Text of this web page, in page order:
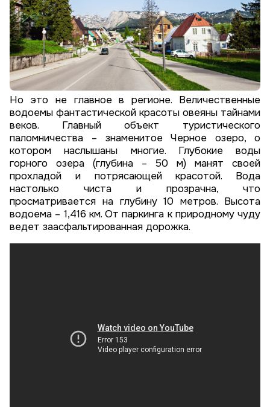
Но это не главное в регионе. Величественные
водоемы фантастической красоты овеяны тайнами
веков. Главный объект туристического
паломничества – знаменитое Черное озеро, о
котором наслышаны многие. Глубокие воды
горного озера (глубина – 50 м) манят своей
прохладой и потрясающей красотой. Вода
настолько чиста и прозрачна, что
просматривается на глубину 10 метров. Высота
водоема – 1,416 км. От паркинга к природному чуду
ведет заасфальтированная дорожка.